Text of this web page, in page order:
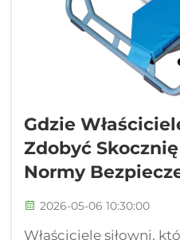
Gdzie
Zdobyć
Normy
2026-05-06 10:30:00
Właściciele siłowni,